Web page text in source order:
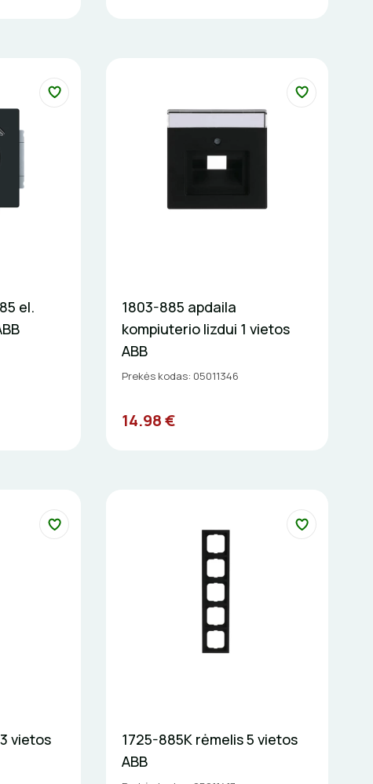
el.
1803-885 apdaila
kompiuterio lizdui 1 vietos
ABB
Prekės kodas: 05011346
14.98 €
vietos
1725-885K rėmelis 5 vietos
ABB